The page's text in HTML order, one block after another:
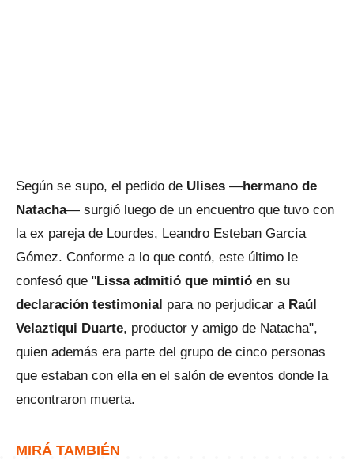
Según se supo, el pedido de Ulises —hermano de
Natacha— surgió luego de un encuentro que tuvo con
la ex pareja de Lourdes, Leandro Esteban García
Gómez. Conforme a lo que contó, este último le
confesó que "Lissa admitió que mintió en su
declaración testimonial para no perjudicar aRaúl
Velaztiqui Duarte, productor y amigo de Natacha",
quien además era parte del grupo de cinco personas
que estaban con ella en el salón de eventos donde la
encontraron muerta.
MIRÁ TAMBIÉN